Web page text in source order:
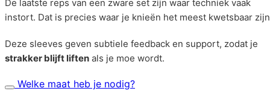
De laatste reps van een zware set zijn waar techniek vaak
instort. Dat is precies waar je knieën het meest kwetsbaar
Deze sleeves geven subtiele feedback en support, zodat je
strakker blijft liften als je moe wordt.
Welke maat heb je nodig?